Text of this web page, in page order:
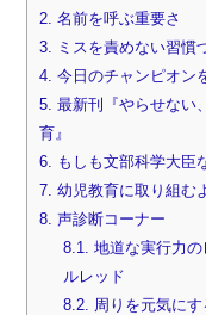
2. 名前を呼ぶ重要さ
3.
ミスを責めない習慣
4. 今日のチャンピオン
5. 最新刊『やらせない
育』
6.
もしも文部科学大臣
7. 幼児教育に取り組む
8. 声診断コーナー
8.1.
地道な実行力
ルレッド
8.2. 周りを元気に